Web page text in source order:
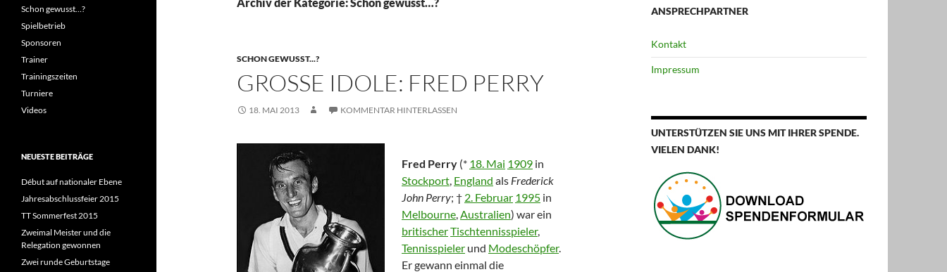
SCHON GEWUSST...?
GROSSE IDOLE: FRED PERRY
18. MAI 2013 KOMMENTAR HINTERLASSEN
Fred Perry (* 18. Mai 1909 in
Stockport, England als Frederick
John Perry; † 2. Februar 1995 in
Melbourne,Australien) war ein
britischerTischtennisspieler,
Tennisspieler und Modeschöpfer.
Er gewann einmal die
ANSPRECHPARTNER
Kontakt
Impressum
UNTERSTÜTZEN SIE UNS MIT IHRER SPENDE.
VIELEN DANK!
Schon gewusst…?
Spielbetrieb
Sponsoren
Trainer
Trainingszeiten
Turniere
Videos
NEUESTE BEITRÄGE
Début auf nationaler Ebene
Jahresabschlussfeier 2015
TT Sommerfest 2015
Zweimal Meister und die
Relegation gewonnen
Zwei runde Geburtstage